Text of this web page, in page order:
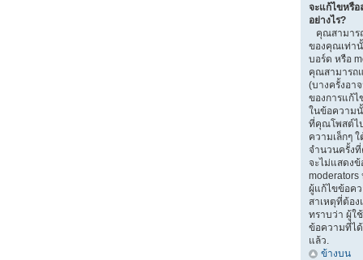
จะแก้ไขหรื
อย่างไร?
คุณสามาร
ของคุณเท่านั้
บอร์ด หรือ
คุณสามารถ
(บางครั้งอา
ของการแก้
ในข้อความ
ที่คุณโพสต์ไ
ความเล็กๆ
จำนวนครั้ง
จะไม่แสดงข้
moderators
ผู้แก้ไขข้อค
สาเหตุที่ต้อ
ทราบว่า ผู้ใ
ข้อความที่ไ
แล้ว.
ข้างบน